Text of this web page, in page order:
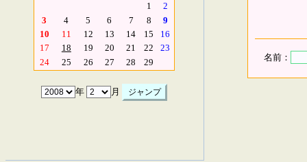
1
2
3
4 5 6 7 8
9
10
11 12 13 14 15
16
17
18 19 20 21 22
23
24
25 26 27 28 29
年 月
名前：